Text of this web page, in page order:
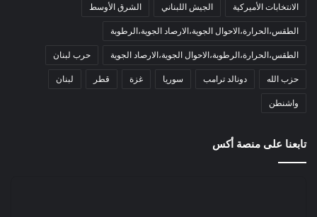
الانتخابات الأميركية الجيش اللبناني الشرق الأوسط
الطقس،الحرارة،الاحوال الجوية،الارصاد الجوية،الرطوبة
الطقس،الحرارة،الرطوبة،الاحوال الجوية،الارصاد الجوية حرب لبنان
حزب الله دونالد ترامب سوريا غزة قطر لبنان
واشنطن
تابعنا على منصة أكس